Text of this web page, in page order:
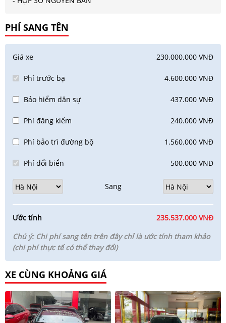
PHÍ SANG TÊN
Giá xe 230.000.000 VNĐ
Phí trước bạ 4.600.000 VNĐ
Bảo hiểm dân sự 437.000 VNĐ
Phí đăng kiểm 240.000 VNĐ
Phí bảo trì đường bộ 1.560.000 VNĐ
Phí đổi biển 500.000 VNĐ
Sang
Ước tính
235.537.000 VNĐ
Chú ý: Chi phí sang tên trên đây chỉ là ước tính tham khảo
(chi phí thực tế có thể thay đổi)
XE CÙNG KHOẢNG GIÁ